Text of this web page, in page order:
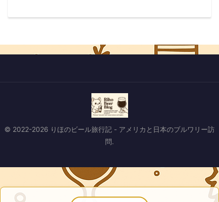
© 2022-2026 りほのビール旅行記 - アメリカと日本のブルワリー訪
問.